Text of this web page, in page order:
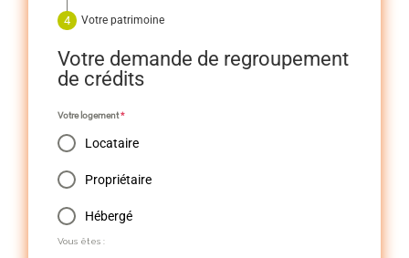
Votre patrimoine
Votre demande de regroupement
de crédits
Votre logement*
Locataire
Propriétaire
Hébergé
Vous êtes :